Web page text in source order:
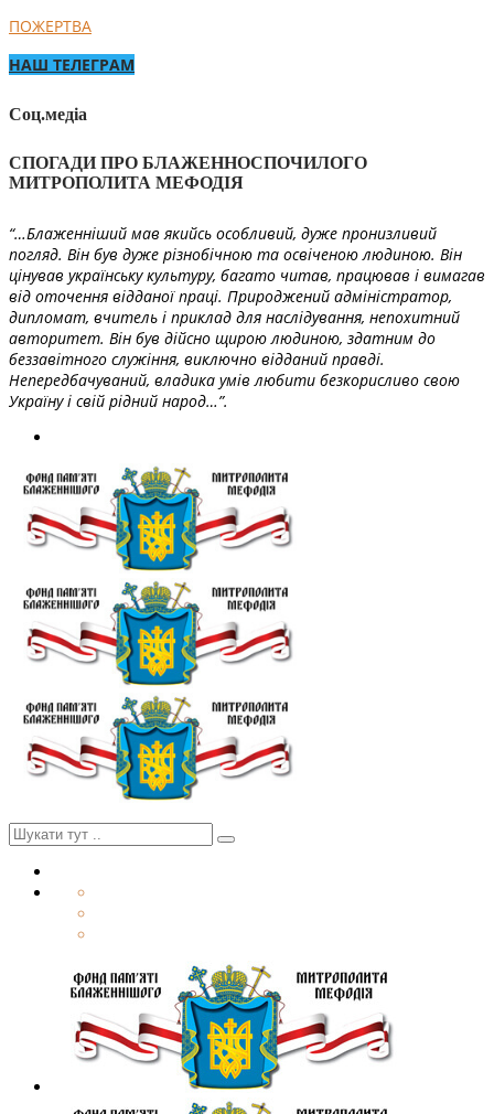
ПОЖЕРТВА
НАШ ТЕЛЕГРАМ
Соц.медіа
СПОГАДИ ПРО БЛАЖЕННОСПОЧИЛОГО
МИТРОПОЛИТА МЕФОДІЯ
“…Блаженніший мав якийсь особливий, дуже пронизливий
погляд. Він був дуже різнобічною та освіченою людиною. Він
цінував українську культуру, багато читав, працював і вимагав
від оточення відданої праці. Природжений адміністратор,
дипломат, вчитель і приклад для наслідування, непохитний
авторитет. Він був дійсно щирою людиною, здатним до
беззавітного служіння, виключно відданий правді.
Непередбачуваний, владика умів любити безкорисливо свою
Україну і свій рідний народ…”.